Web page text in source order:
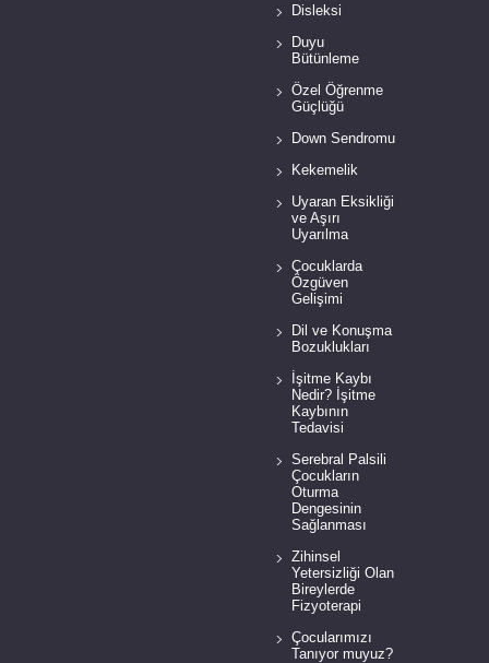
Disleksi
Duyu
Bütünleme
Özel Öğrenme
Güçlüğü
Down Sendromu
Kekemelik
Uyaran Eksikliği
ve Aşırı
Uyarılma
Çocuklarda
Özgüven
Gelişimi
Dil ve Konuşma
Bozuklukları
İşitme Kaybı
Nedir? İşitme
Kaybının
Tedavisi
Serebral Palsili
Çocukların
Oturma
Dengesinin
Sağlanması
Zihinsel
Yetersizliği Olan
Bireylerde
Fizyoterapi
Çocularımızı
Tanıyor muyuz?